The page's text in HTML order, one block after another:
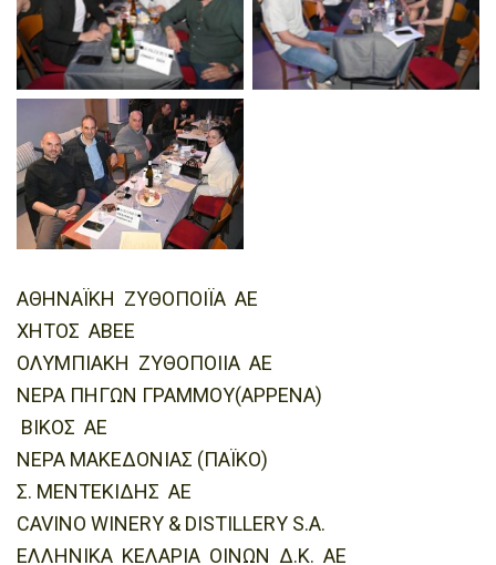
ΑΘΗΝΑΪΚΗ ΖΥΘΟΠΟΙΪΑ ΑΕ
ΧΗΤΟΣ ABEE
ΟΛΥΜΠΙΑΚΗ ΖΥΘΟΠΟΙΙΑ ΑΕ
ΝΕΡΑ ΠΗΓΩΝ ΓΡΑΜΜΟΥ(ΑΡΡΕΝΑ)
ΒΙΚΟΣ ΑΕ
ΝΕΡΑ ΜΑΚΕΔΟΝΙΑΣ (ΠΑΪΚΟ)
Σ. ΜΕΝΤΕΚΙΔΗΣ ΑΕ
CAVINO WINERY & DISTILLERY S.A.
ΕΛΛΗΝΙΚΑ ΚΕΛΑΡΙΑ ΟΙΝΩΝ Δ.Κ. ΑΕ